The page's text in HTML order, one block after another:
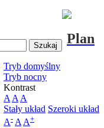
Szukaj
Tryb domyślny
Tryb nocny
Kontrast
A A A
Stały układ Szeroki układ
A- A A+
Plan